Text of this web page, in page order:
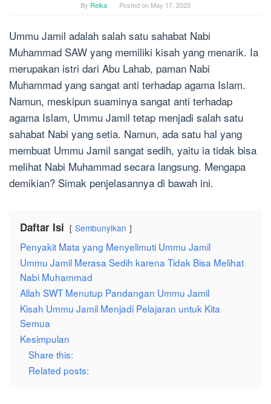
By Reika Posted on May 17, 2023
Ummu Jamil adalah salah satu sahabat Nabi
Muhammad SAW yang memiliki kisah yang menarik. Ia
merupakan istri dari Abu Lahab, paman Nabi
Muhammad yang sangat anti terhadap agama Islam.
Namun, meskipun suaminya sangat anti terhadap
agama Islam, Ummu Jamil tetap menjadi salah satu
sahabat Nabi yang setia. Namun, ada satu hal yang
membuat Ummu Jamil sangat sedih, yaitu ia tidak bisa
melihat Nabi Muhammad secara langsung. Mengapa
demikian? Simak penjelasannya di bawah ini.
Daftar Isi Sembunyikan
Penyakit Mata yang Menyelimuti Ummu Jamil
Ummu Jamil Merasa Sedih karena Tidak Bisa Melihat
Nabi Muhammad
Allah SWT Menutup Pandangan Ummu Jamil
Kisah Ummu Jamil Menjadi Pelajaran untuk Kita
Semua
Kesimpulan
Share this:
Related posts: